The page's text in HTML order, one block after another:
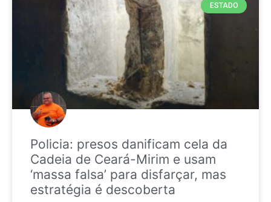
ESTADO
Policia: presos danificam cela da
Cadeia de Ceará-Mirim e usam
‘massa falsa’ para disfarçar, mas
estratégia é descoberta